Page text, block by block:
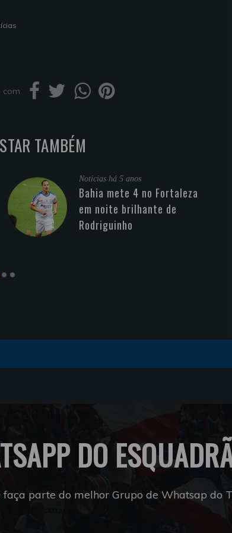
com
TAMBÉM
Noticias há 5 anos
Bahia mete 4 no Fortaleza
em noite brilhante de
Rodriguinho
DO
faça parte do melhor Grupo de Whatsap do